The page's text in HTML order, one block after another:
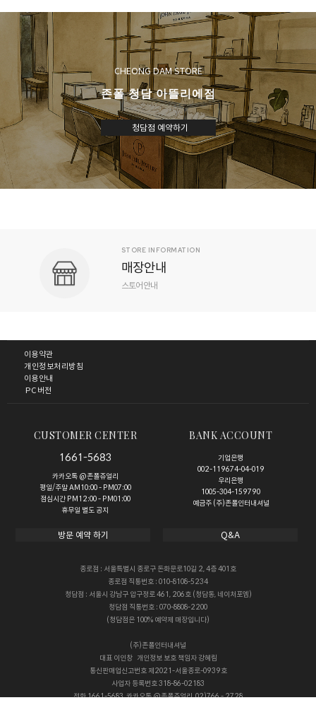
CHEONG DAM STORE
존폴 청담 아뜰리에점
청담점 예약하기
JOHNPAUL NOTICE
공지사항
공지사항
이용약관
개인정보처리방침
이용안내
PC버전
CUSTOMER CENTER
1661-5683
카카오톡 @존폴쥬얼리
평일/주말 AM10:00 - PM07:00
점심시간 PM12:00 - PM01:00
휴무일 별도 공지
BANK ACCOUNT
기업은행
002-119674-04-019
우리은행
1005-304-159790
예금주 (주)존폴인터내셔널
방문 예약 하기 Q&A
종로점 : 서울특별시 종로구 돈화문로10길 2, 4층 401호
종로점 직통번호 : 010-8108-5234
청담점 : 서울시 강남구 압구정로 461, 206호 (청담동, 네이처포엠)
청담점 직통번호 : 070-8808-2200
(청담점은 100% 예약제 매장입니다)
(주)존폴인터내셔널
대표 이인창 개인정보 보호 책임자강혜림
통신판매업신고번호제2021-서울종로-0939호
사업자 등록번호 318-86-02183
전화1661-5683, 카카오톡 @존폴쥬얼리, 02)766 - 2728